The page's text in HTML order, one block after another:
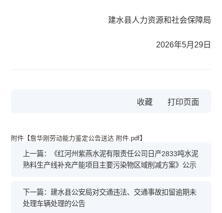
建水县人力资源和社会保障局
2026年5月29日
收藏
附件【詹华刚劳动能力鉴定公告送达 附件.pdf】
上一篇：《红河州紫燕水泥有限责任公司日产2833吨水泥
熟料生产线补充产能项目主要污染物区域削减方案》公示
下一篇：建水县公安局对交通违法、交通事故扣留逾期未
处理车辆处理的公告